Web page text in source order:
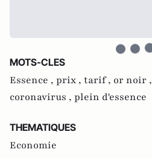
MOTS-CLES
Essence , prix , tarif , or noir ,
coronavirus , plein d'essence
THEMATIQUES
Economie